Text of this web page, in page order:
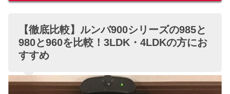
【徹底比較】ルンバ900シリーズの985と
980と960を比較！3LDK・4LDKの方にお
すすめ